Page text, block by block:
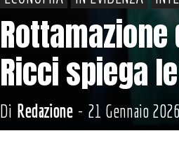
Ricci spiega
Di Redazione - 21 Gennaio 2026